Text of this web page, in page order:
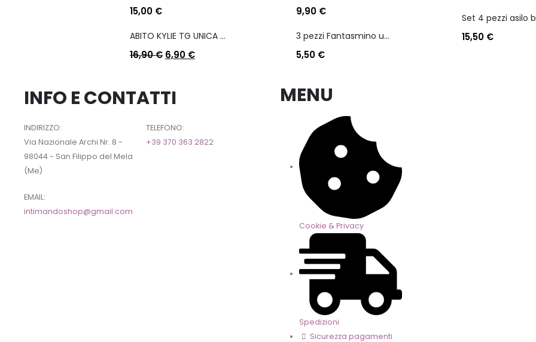
15,00 €
ABITO KYLIE TG UNICA COL A SCELTA
16,90€ 6,90 €
9,90 €
3 pezzi Fantasmino unisex diadora in cotone mercerizzato tg dalla 35 alla 46
5,50 €
15,50 €
INFO E CONTATTI
INDIRIZZO:
Via Nazionale Archi Nr. 8 -
98044 - San Filippo del Mela
(Me)
TELEFONO:
+39 370 363 2822
EMAIL:
intimandoshop@gmail.com
MENU
Cookie & Privacy
Spedizioni
Sicurezza pagamenti